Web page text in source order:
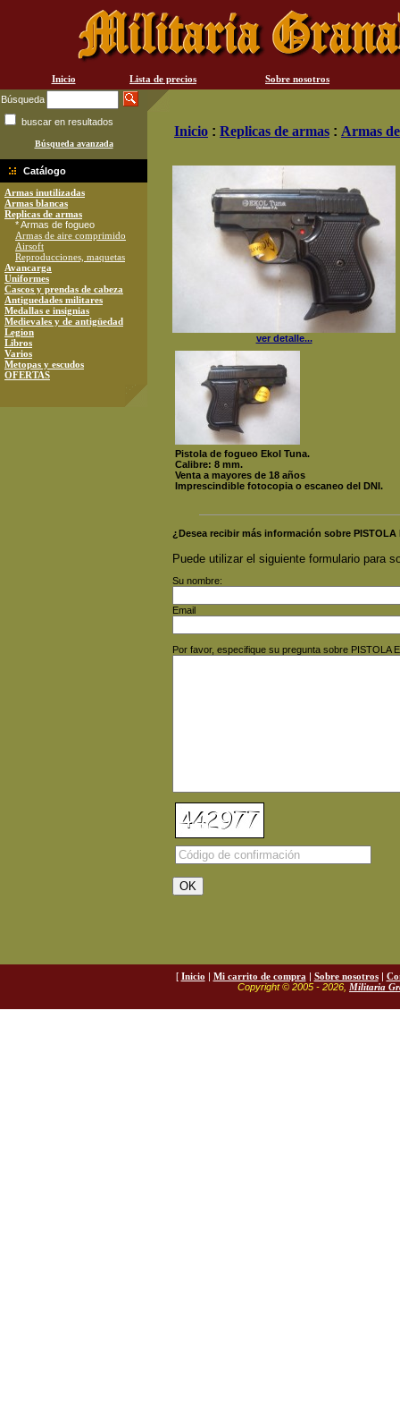
Inicio Lista de precios
Sobre nosotros
Búsqueda
buscar en resultados
Búsqueda avanzada
Catálogo
Armas inutilizadas
Armas blancas
Replicas de armas
* Armas de fogueo
Armas de aire comprimido
Airsoft
Reproducciones, maquetas
Avancarga
Uniformes
Cascos y prendas de cabeza
Antiguedades militares
Medallas e insignias
Medievales y de antigüedad
Legion
Libros
Varios
Metopas y escudos
OFERTAS
Inicio : Replicas de armas : Armas
ver detalle...
Pistola de fogueo Ekol Tuna.
Calibre: 8 mm.
Venta a mayores de 18 años
Imprescindible fotocopia o escaneo del DNI.
¿Desea recibir más información sobre PISTOLA
Puede utilizar el siguiente formulario para
Su nombre:
Email
Por favor, especifique su pregunta sobre PISTOLA
[ Inicio | Mi carrito de compra | Sobre nosotros|
Copyright © 2005 - 2026, Militaria